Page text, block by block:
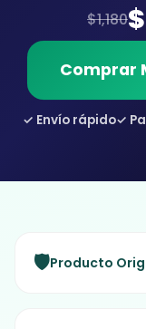
$1,180
Comprar
✓ Envío rápido✓
🛡️Producto